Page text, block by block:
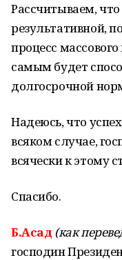
Рассчитываем,
результативной,
процесс
самым будет
долгосрочной
Надеюсь, что
всяком случае,
всячески к этому
Спасибо.
Б.Асад (как
господин